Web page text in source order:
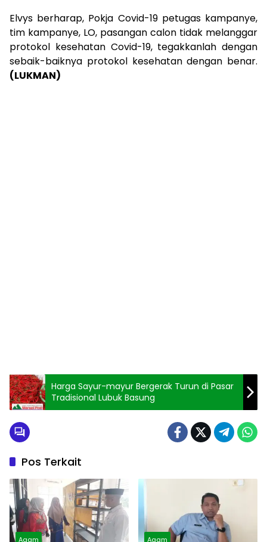
Elvys berharap, Pokja Covid-19 petugas kampanye,
tim kampanye, LO, pasangan calon tidak melanggar
protokol kesehatan Covid-19, tegakkanlah dengan
sebaik-baiknya protokol kesehatan dengan benar.
(LUKMAN)
Harga Sayur-mayur Bergerak Turun di Pasar
Tradisional Lubuk Basung
Pos Terkait
Agam Agam